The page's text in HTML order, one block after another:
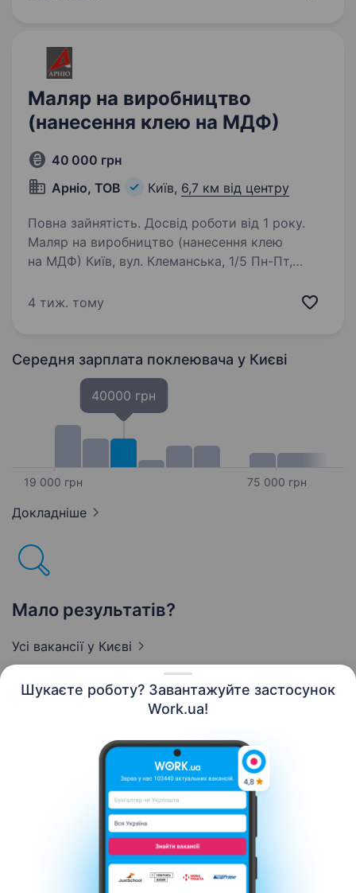
Шукаєте роботу? Завантажуйте застосунок
Work.ua!
Маляр на виробництво
(нанесення клею на МДФ)
40 000 грн
Арніо, ТОВ
Київ, 6,7 км від центру
Повна зайнятість. Досвід роботи від 1 року.
Маляр на виробництво (нанесення клею
на МДФ) Київ, вул. Клеманська, 1/5 Пн-Пт,
запрошує до своєї команди маляра!
4 тиж. тому
Середня зарплата поклеювача у Києві
19 000 грн
40000 грн
75 000 грн
Докладніше
Мало результатів?
Усі вакансії у Києві
Контакти Про нас
Кар’єра
Допомога Умови використання